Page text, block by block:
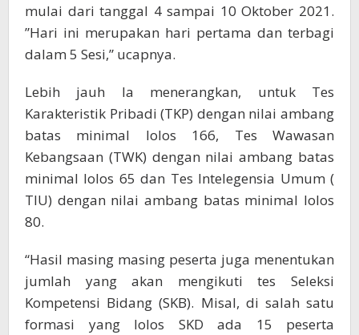
mulai dari tanggal 4 sampai 10 Oktober 2021.
”Hari ini merupakan hari pertama dan terbagi
dalam 5 Sesi,” ucapnya.
Lebih jauh Ia menerangkan, untuk Tes
Karakteristik Pribadi (TKP) dengan nilai ambang
batas minimal lolos 166, Tes Wawasan
Kebangsaan (TWK) dengan nilai ambang batas
minimal lolos 65 dan Tes Intelegensia Umum (
TIU) dengan nilai ambang batas minimal lolos
80.
“Hasil masing masing peserta juga menentukan
jumlah yang akan mengikuti tes Seleksi
Kompetensi Bidang (SKB). Misal, di salah satu
formasi yang lolos SKD ada 15 peserta